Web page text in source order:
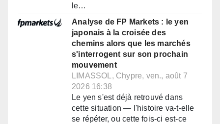
le…
Analyse de FP Markets : le yen
japonais à la croisée des
chemins alors que les marchés
s'interrogent sur son prochain
mouvement
LIMASSOL, Chypre, ven., août 7
2026 16:38
Le yen s'est déjà retrouvé dans
cette situation — l'histoire va-t-elle
se répéter, ou cette fois-ci est-ce